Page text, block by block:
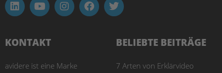
KONTAKT
avidere ist eine Marke
BELIEBTE BEITRÄGE
7 Arten von Erklärvideo